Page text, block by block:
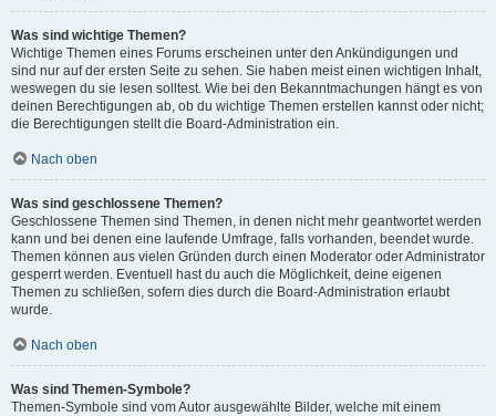
Was sind wichtige Themen?
Wichtige Themen eines Forums erscheinen unter den Ankündigungen und
sind nur auf der ersten Seite zu sehen. Sie haben meist einen wichtigen Inhalt,
weswegen du sie lesen solltest. Wie bei den Bekanntmachungen hängt es von
deinen Berechtigungen ab, ob du wichtige Themen erstellen kannst oder nicht;
die Berechtigungen stellt die Board-Administration ein.
Nach oben
Was sind geschlossene Themen?
Geschlossene Themen sind Themen, in denen nicht mehr geantwortet werden
kann und bei denen eine laufende Umfrage, falls vorhanden, beendet wurde.
Themen können aus vielen Gründen durch einen Moderator oder Administrator
gesperrt werden. Eventuell hast du auch die Möglichkeit, deine eigenen
Themen zu schließen, sofern dies durch die Board-Administration erlaubt
wurde.
Nach oben
Was sind Themen-Symbole?
Themen-Symbole sind vom Autor ausgewählte Bilder, welche mit einem